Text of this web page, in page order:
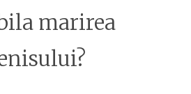
marirea